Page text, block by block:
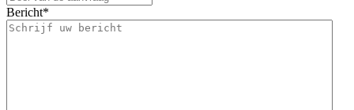
Bericht*